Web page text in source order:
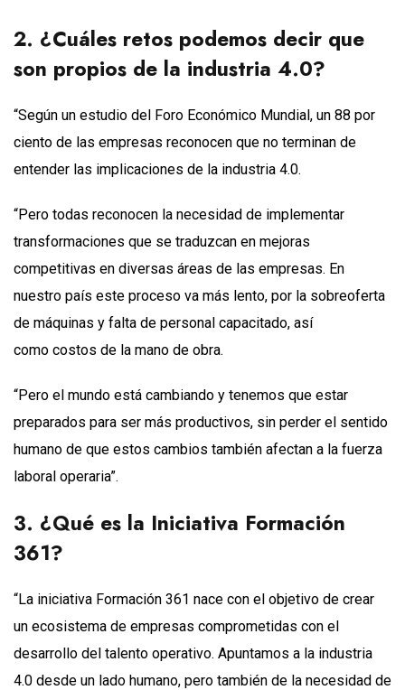
2. ¿Cuáles retos podemos decir que
son propios de la industria 4.0?
“Según un estudio del Foro Económico Mundial, un 88 por
ciento de las empresas reconocen que no terminan de
entender las implicaciones de la industria 4.0.
“Pero todas reconocen la necesidad de implementar
transformaciones que se traduzcan en mejoras
competitivas en diversas áreas de las empresas. En
nuestro país este proceso va más lento, por la sobreoferta
de máquinas y falta de personal capacitado, así
como costos de la mano de obra.
“Pero el mundo está cambiando y tenemos que estar
preparados para ser más productivos, sin perder el sentido
humano de que estos cambios también afectan a la fuerza
laboral operaria”.
3. ¿Qué es la Iniciativa Formación
361?
“La iniciativa Formación 361 nace con el objetivo de crear
un ecosistema de empresas comprometidas con el
desarrollo del talento operativo. Apuntamos a la industria
4.0 desde un lado humano, pero también de la necesidad de